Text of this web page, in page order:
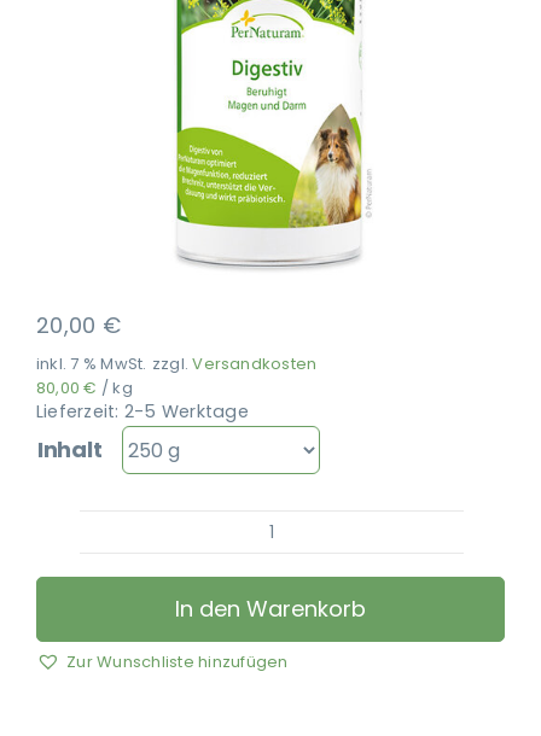
20,00 €
inkl. 7 % MwSt. zzgl.Versandkosten
80,00€ /kg
Lieferzeit: 2-5 Werktage
Inhalt
PerNaturam
–
Digestiv
In den Warenkorb
Zur Wunschliste hinzufügen